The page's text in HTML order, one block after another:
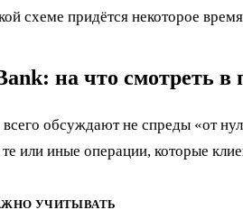
схеме придётся некоторое
на что смотреть в
обсуждают не спреды «от
или иные операции, которые
УЧИТЫВАТЬ